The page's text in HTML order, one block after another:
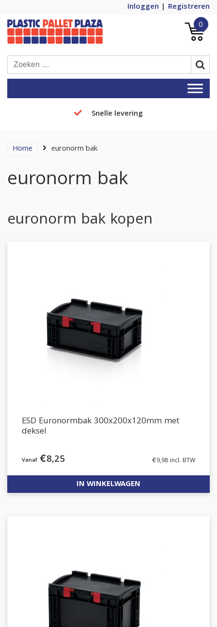
Inloggen
Registreren
Plastic Pallet Plaza
Plastic Pallets Plaza, de nummer 1 in
Europa!
0
Snelle levering
Home euronorm bak
euronorm bak
euronorm bak kopen
ESD Euronormbak 300x200x120mm met
deksel
€8,25 €9,98 incl. BTW
IN WINKELWAGEN